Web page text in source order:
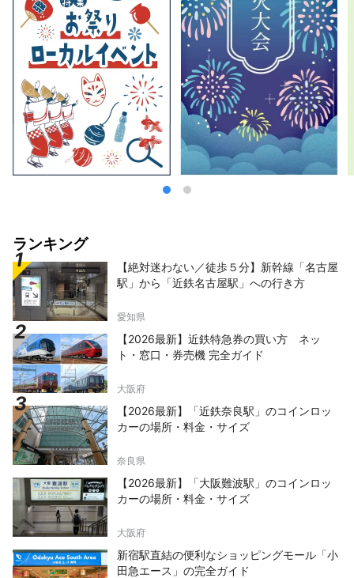
ランキング
【絶対迷わない／徒歩５分】新幹線「名古屋
駅」から「近鉄名古屋駅」への行き方
愛知県
【2026最新】近鉄特急券の買い方 ネッ
ト・窓口・券売機 完全ガイド
大阪府
【2026最新】「近鉄奈良駅」のコインロッ
カーの場所・料金・サイズ
奈良県
【2026最新】「大阪難波駅」のコインロッ
カーの場所・料金・サイズ
大阪府
新宿駅直結の便利なショッピングモール「小
田急エース」の完全ガイド